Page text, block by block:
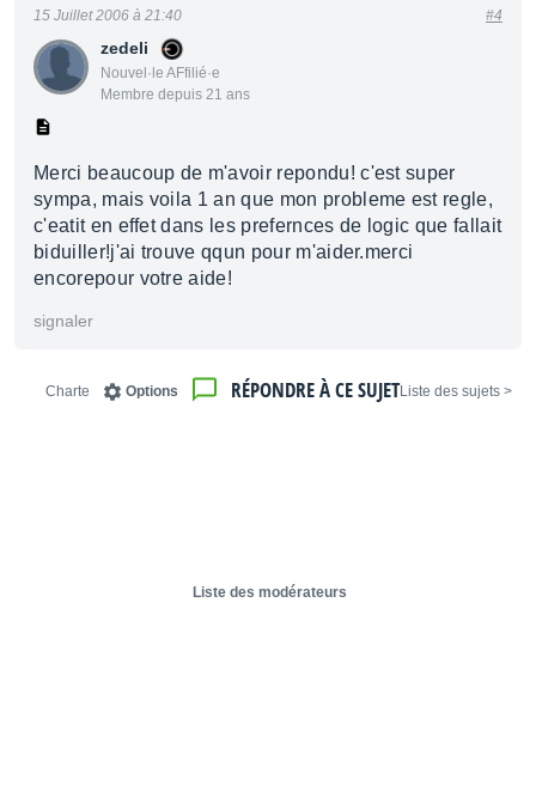
zedeli
Nouvel·le AFfilié·e
Membre depuis 21 ans
15 Juillet 2006 à 21:40 #4
Merci beaucoup de m'avoir repondu! c'est super
sympa, mais voila 1 an que mon probleme est regle,
c'eatit en effet dans les prefernces de logic que fallait
biduiller!j'ai trouve qqun pour m'aider.merci
encorepour votre aide!
signaler
< Liste des sujets
RÉPONDRE À CE SUJET
Options
Charte
Liste des modérateurs